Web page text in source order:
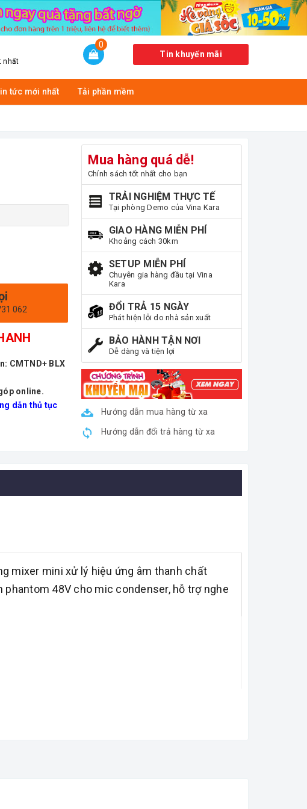
nhất
0
Tin khuyến mãi
tức mới nhất Tải phần mềm
062
CMTND+ BLX
online.
dẫn thủ tục
Mua hàng quá dễ!
Chính sách tốt nhất cho bạn
TRẢI NGHIỆM THỰC TẾ
Tại phòng Demo của Vina Kara
GIAO HÀNG MIỄN PHÍ
Khoảng cách 30km
SETUP MIỄN PHÍ
Chuyên gia hàng đầu tại Vina
Kara
ĐỔI TRẢ 15 NGÀY
Phát hiện lỗi do nhà sản xuất
BẢO HÀNH TẬN NƠI
Dễ dàng và tiện lợi
Hướng dẫn mua hàng từ xa
Hướng dẫn đổi trả hàng từ xa
mixer mini xử lý hiệu ứng âm thanh chất
phantom 48V cho mic condenser, hỗ trợ nghe